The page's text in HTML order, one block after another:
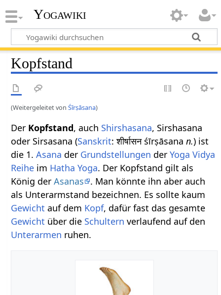
Yogawiki
Kopfstand
(Weitergeleitet vonŚīrṣāsana)
Der Kopfstand, auch Shirshasana, Sirshasana
oder Sirsasana (Sanskrit: शीर्षासन śīrṣāsanan.) ist
die 1.Asana der Grundstellungen derYoga Vidya
Reihe im Hatha Yoga. Der Kopfstand gilt als
König derAsanas
. Man könnte ihn aber auch
als Unterarmstand bezeichnen. Es sollte kaum
Gewicht auf dem Kopf, dafür fast das gesamte
Gewicht über die Schultern verlaufend auf den
Unterarmen ruhen.